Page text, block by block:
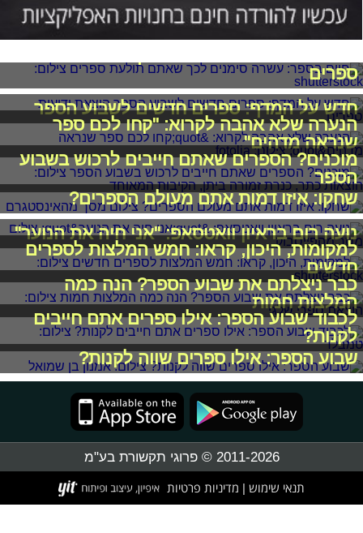
ספרים
חדש על המדף: ספרים חדשים לשבוע הספר
הנערה שלא אהבה לקרוא: "קחו לכם ספר
שנראה מדהים"
מוכנים? הספרים שאתם חייבים לרכוש בשבוע
הספר
שחקו: איזו דמות אתם מעולם הספרים?
נועה רום בראיון וואטסאפ: "אני חיה את הנוער"
למקומות, היכון, קראו: חמש המלצות לספרים
חדשים
כבר ניצלתם את שבוע הספר? הנה כמה
המלצות חמות
לכבוד שבוע הספר: אילו ספרים אתם חייבים
לקנות?
שבוע הספר: אילו ספרים שווה לקנות?
2011-2026 © פרוגי תקשורת בע"מ
תנאי שימוש מדיניות פרטיות